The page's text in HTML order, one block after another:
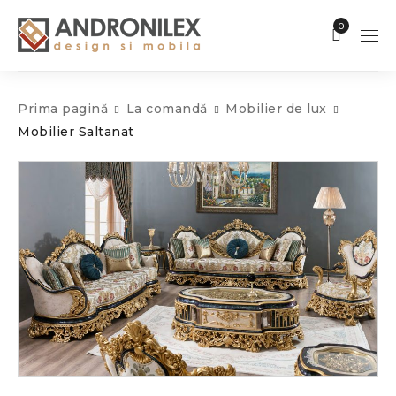
0
Prima pagină La comandă
Mobilier de lux
Mobilier Saltanat